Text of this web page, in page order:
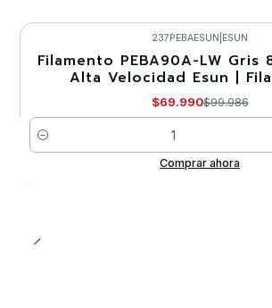
-30%
237PEBAESUN ESUN
Filamento PEBA90A-LW Gris
Alta Velocidad Esun |
$69.990$99.986
Cantidad
Comprar ahora